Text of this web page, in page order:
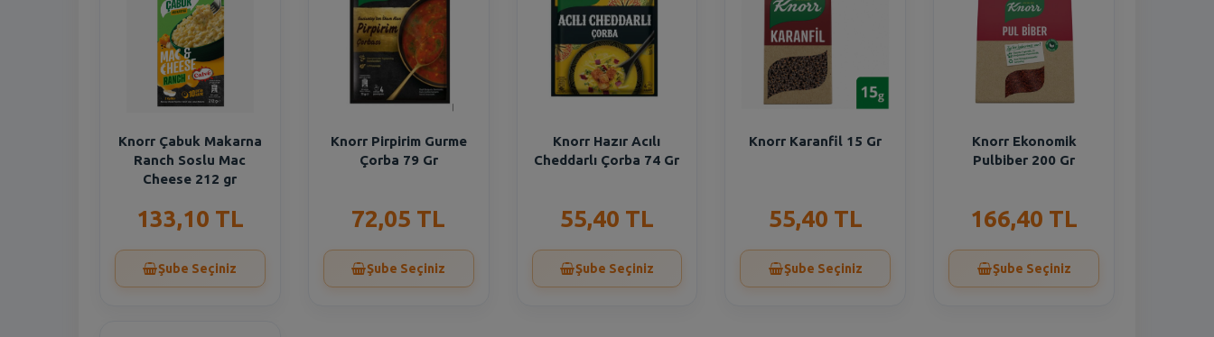
Knorr Çabuk Makarna
Ranch Soslu Mac
Cheese 212 gr
133,10 TL
Şube Seçiniz
Knorr Pirpirim Gurme
Çorba 79 Gr
72,05 TL
Şube Seçiniz
Knorr Hazır Acılı
Cheddarlı Çorba 74 Gr
55,40 TL
Şube Seçiniz
Knorr Karanfil 15 Gr
55,40 TL
Şube Seçiniz
Knorr Ekonomik
Pulbiber 200 Gr
166,40 TL
Şube Seçiniz